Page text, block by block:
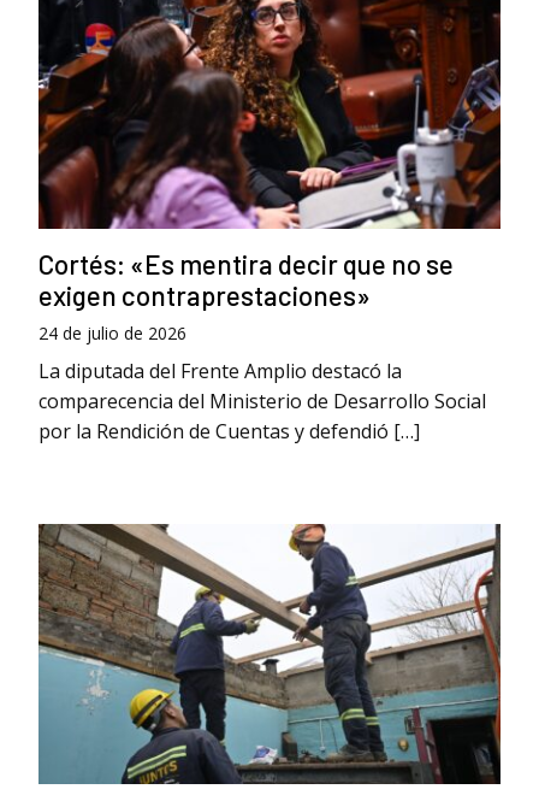
Cortés: «Es mentira decir que no se
exigen contraprestaciones»
24 de julio de 2026
La diputada del Frente Amplio destacó la
comparecencia del Ministerio de Desarrollo Social
por la Rendición de Cuentas y defendió […]